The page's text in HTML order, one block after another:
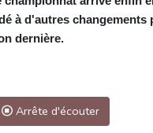
à d'autres changements
dernière.
Arrête d'écouter